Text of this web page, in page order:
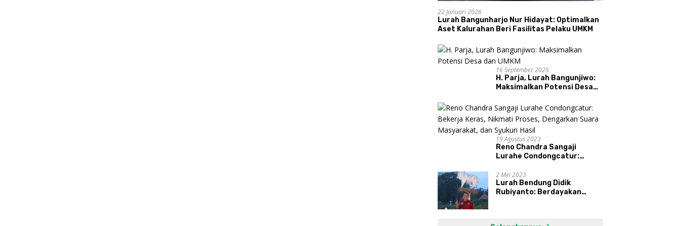
22 Januari 2026
Lurah Bangunharjo Nur Hidayat: Optimalkan
Aset Kalurahan Beri Fasilitas Pelaku UMKM
16 September 2025
H. Parja, Lurah Bangunjiwo:
Maksimalkan Potensi Desa
19 Agustus 2023
Reno Chandra Sangaji
Lurahe Condongcatur:
Proses, Dengarkan Suara
Masyarakat, dan Syukuri
Hasil
2 Mei 2023
Lurah Bendung Didik
Rubiyanto: Berdayakan